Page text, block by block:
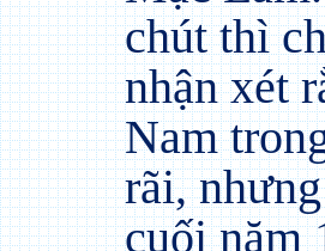
chút thì
nhận xét
Nam
rãi,
cuối năm